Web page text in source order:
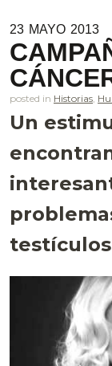
23 MAYO 2013
posted in Historias,
Un